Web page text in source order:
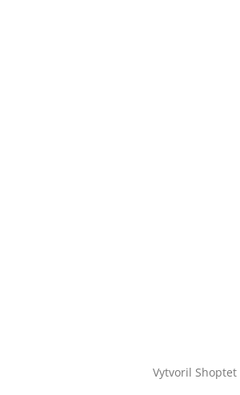
Vytvoril Shoptet